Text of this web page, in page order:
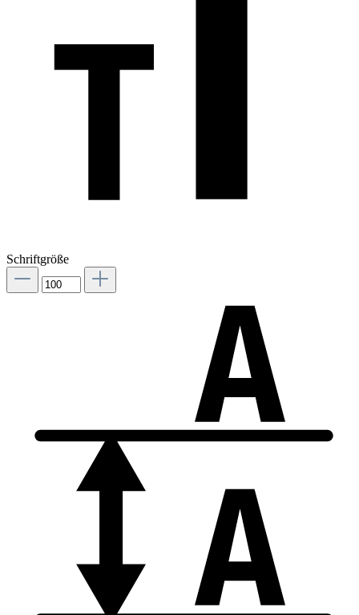
Schriftgröße